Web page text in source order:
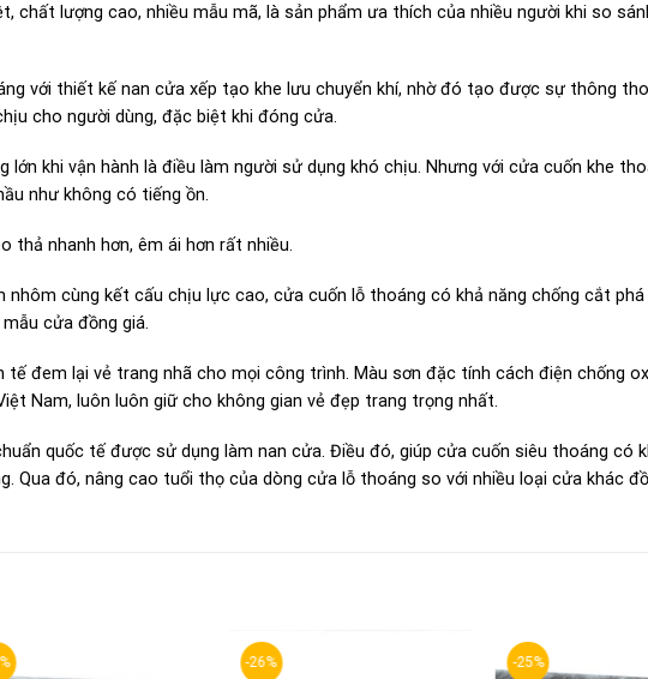
chất lượng cao, nhiều mẫu mã, là sản phẩm ưa thích của nhiều người khi so
với thiết kế nan cửa xếp tạo khe lưu chuyển khí, nhờ đó tạo được sự thông
cho người dùng, đặc biệt khi đóng cửa.
lớn khi vận hành là điều làm người sử dụng khó chịu. Nhưng với cửa cuốn khe
như không có tiếng ồn.
thả nhanh hơn, êm ái hơn rất nhiều.
nhôm cùng kết cấu chịu lực cao, cửa cuốn lỗ thoáng có khả năng chống cắt phá
cửa đồng giá.
tế đem lại vẻ trang nhã cho mọi công trình. Màu sơn đặc tính cách điện chống
Nam, luôn luôn giữ cho không gian vẻ đẹp trang trọng nhất.
quốc tế được sử dụng làm nan cửa. Điều đó, giúp cửa cuốn siêu thoáng có
Qua đó, nâng cao tuổi thọ của dòng cửa lỗ thoáng so với nhiều loại cửa khác
-26% -25%